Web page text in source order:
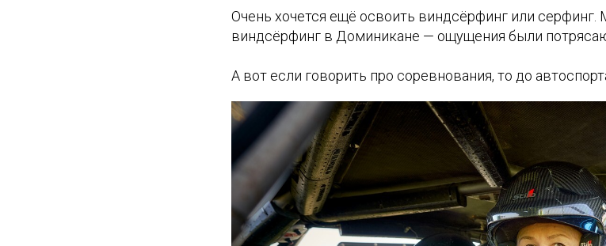
Очень хочется ещё освоить виндсёрфинг или серфинг.
виндсёрфинг в Доминикане — ощущения были
А вот если говорить про соревнования, то до